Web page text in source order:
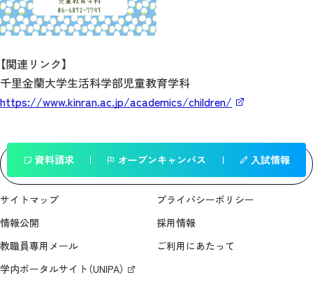
【関連リンク】
千里金蘭大学生活科学部児童教育学科
https://www.kinran.ac.jp/academics/children/
一覧へ戻る
資料請求 オープンキャンパス 入試情報
サイトマップ
プライバシーポリシー
情報公開
採用情報
教職員専用メール
ご利用にあたって
学内ポータルサイト（UNIPA）